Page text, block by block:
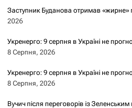
Заступник Буданова отримав «жирне»
2026
Укренерго: 9 серпня в Україні не
8 Серпня, 2026
Укренерго: 9 серпня в Україні не
8 Серпня, 2026
Вучич після переговорів із